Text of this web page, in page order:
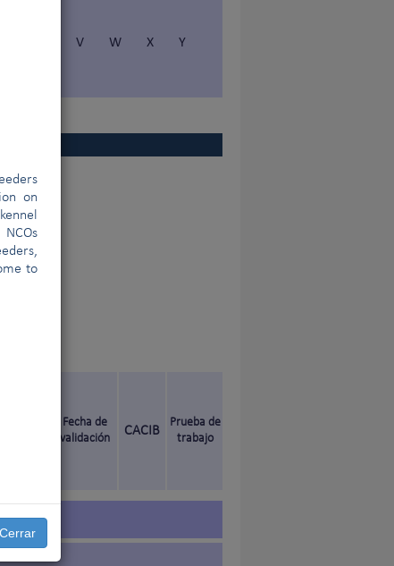
on
to
Cerrar
V W X
Y
de
Fecha de
validación
CACIB
Prueba de
trabajo